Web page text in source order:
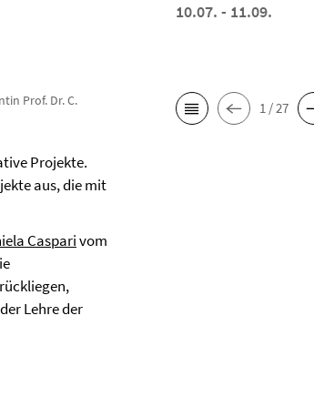
Prof. Dr. C.
Projekte.
aus, die mit
Casparivom
Lehre der
10.07. - 11.09.
1 / 27